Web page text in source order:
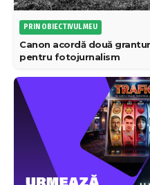
PRIN OBIECTIVUL MEU
Canon acordă două
pentru fotojurnalism